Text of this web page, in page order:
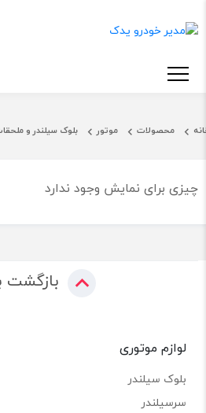
محصولات موتور بلوک سیلندر و
چیزی برای نمایش وجود ندارد
بازگشت
لوازم موتوری
بلوک سیلندر
سرسیلندر